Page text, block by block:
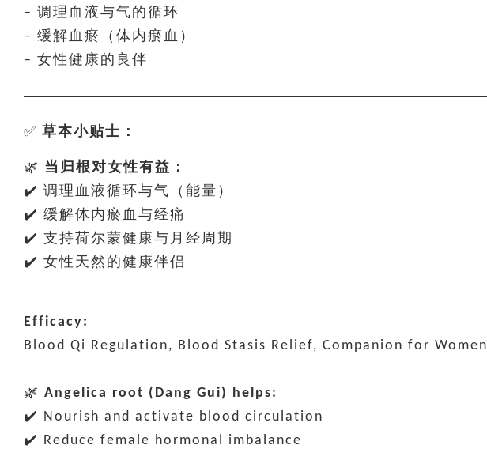
– 调理血液与气的循环
– 缓解血瘀（体内瘀血）
– 女性健康的良伴
✅ 草本小贴士：
🌿 当归根对女性有益：
✔️ 调理血液循环与气（能量）
✔️ 缓解体内瘀血与经痛
✔️ 支持荷尔蒙健康与月经周期
✔️ 女性天然的健康伴侣
Efficacy:
Blood Qi Regulation, Blood Stasis Relief, Companion for Women
🌿 Angelica root (Dang Gui) helps:
✔️ Nourish and activate blood circulation
✔️ Reduce female hormonal imbalance